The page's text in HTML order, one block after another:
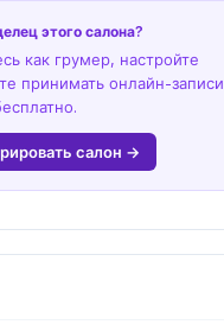
этого салона?
как грумер, настройте
принимать онлайн-записи
салон →